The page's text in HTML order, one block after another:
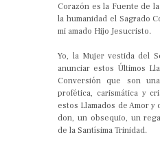
Corazón es la Fuente de
la humanidad el Sagrado
mi amado Hijo Jesucristo.
Yo, la Mujer vestida del
anunciar estos Últimos
Conversión que son
profética, carismática y
estos Llamados de Amor
don, un obsequio, un
de la Santísima Trinidad.